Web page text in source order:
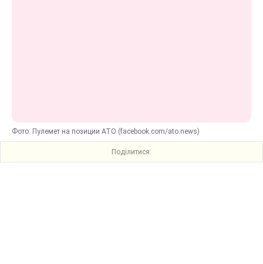
Фото: Пулемет на позиции АТО (facebook.com/ato.news)
Поділитися: